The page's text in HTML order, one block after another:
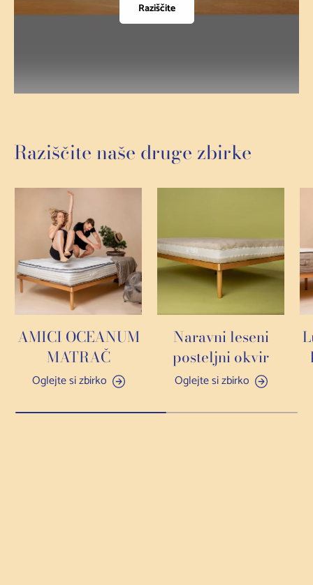
Raziščite
Raziščite naše druge zbirke
AMICI OCEANUM
MATRAČ
Oglejte si zbirko
Naravni leseni
posteljni okvir
Oglejte si zbirko